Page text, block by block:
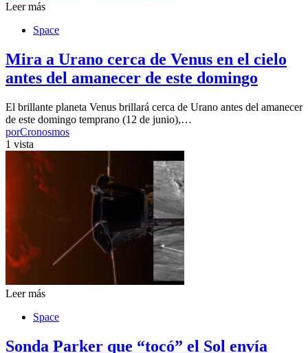
Leer más
Space
Mira a Urano cerca de Venus en el cielo
antes del amanecer de este domingo
El brillante planeta Venus brillará cerca de Urano antes del amanecer
de este domingo temprano (12 de junio),…
porCronosmos
1 vista
Leer más
Space
Sonda Parker que “tocó” el Sol envía